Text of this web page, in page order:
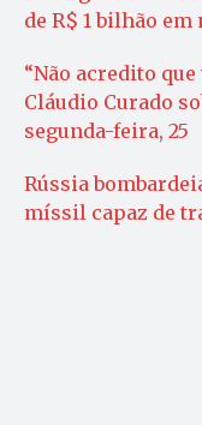
de R$ 1 bilhão
“Não acredito
Cláudio Curado
segunda-feira, 25
Rússia
míssil capaz de